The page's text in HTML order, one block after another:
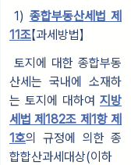
1) 종합부동산세법 제
11조【과세방법】
토지에 대한 종합부동
산세는 국내에 소재하
는 토지에 대하여 지방
세법 제182조 제1항 제
1호의 규정에 의한 종
합합산과세대상(이하